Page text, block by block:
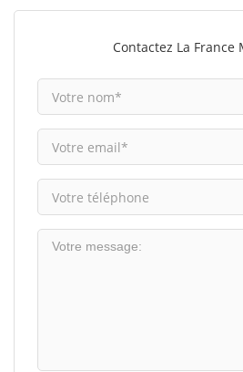
Contactez La France